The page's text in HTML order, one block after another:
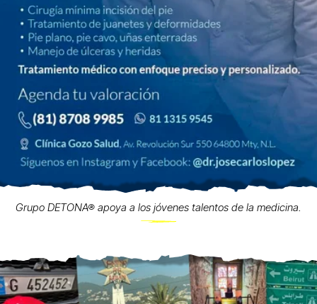
Grupo DETONA® apoya a los jóvenes talentos de la medicina.